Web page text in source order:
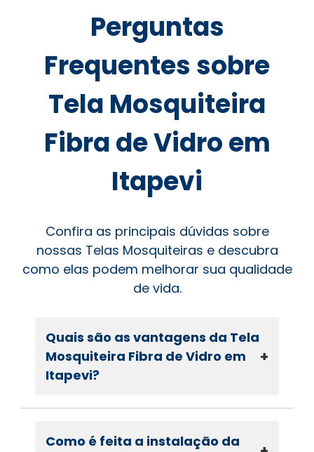
Perguntas
Frequentes sobre
Tela Mosquiteira
Fibra de Vidro em
Itapevi
Confira as principais dúvidas sobre
nossas Telas Mosquiteiras e descubra
como elas podem melhorar sua qualidade
de vida.
Quais são as vantagens da Tela
Mosquiteira Fibra de Vidro em
Itapevi?
+
Como é feita a instalação da